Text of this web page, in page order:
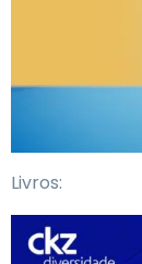
Livros: